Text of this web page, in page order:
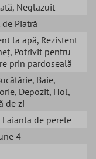
, Neglazuit
Piatră
la apă, Rezistent
, Potrivit pentru
prin pardoseală
, Baie,
, Depozit, Hol,
de zi
Faianta de perete
4